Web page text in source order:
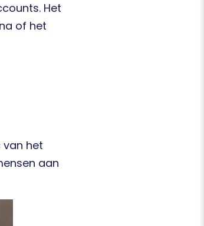
Het
of het
van het
aan